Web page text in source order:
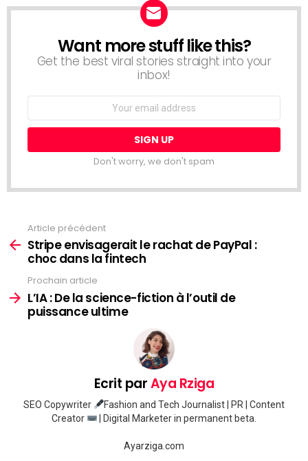
NEWSLETTER
Want more stuff like this?
Get the best viral stories straight into your
inbox!
Email
Don't worry, we don't spam
plus
Article précédent
Stripe envisagerait le rachat de PayPal :
choc dans la fintech
Prochain article
L’IA : De la science-fiction à l’outil de
puissance ultime
Ecrit parAya Rziga
SEO Copywriter
Fashion and Tech Journalist | PR | Content
Creator
| Digital Marketer in permanent beta.
Ayarziga.com